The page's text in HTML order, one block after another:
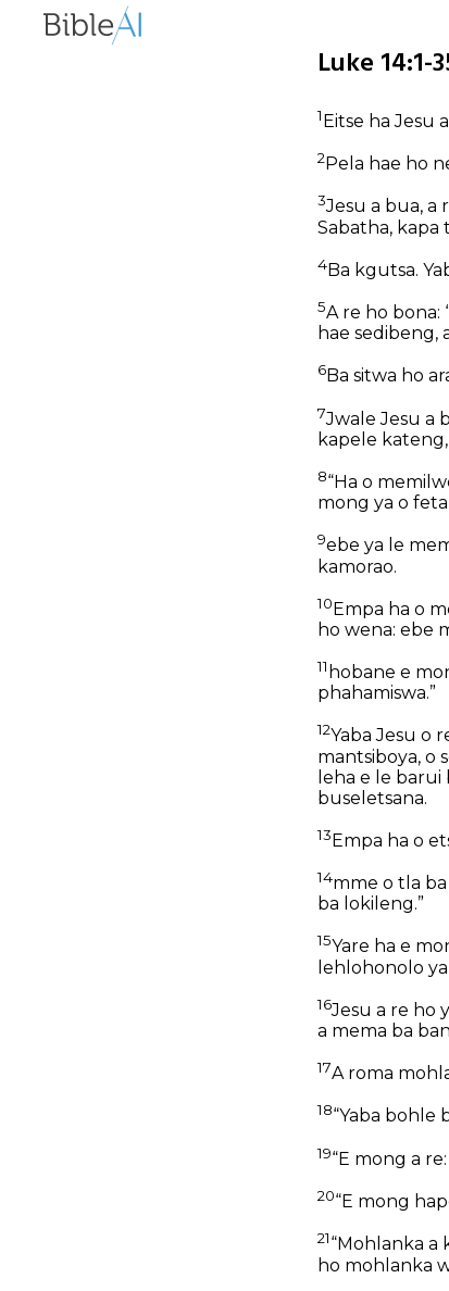
Luke 14:1-
1Eitse ha Jesu
2 Pela hae ho
3Jesu a bua, a
Sabatha, kapa
4Ba kgutsa.
5A re ho bona:
hae sedibeng,
6Ba sitwa ho
7Jwale Jesu a
kapele
8“Ha o
mong ya o
9ebe ya le
kamorao.
10Empa ha o
ho wena: ebe
11 hobane e
phahamiswa.”
12Yaba Jesu o
mantsiboya, o
leha e le barui
buseletsana.
13Empa ha o
14mme o tla
ba lokileng.”
15Yare ha e
lehlohonolo
16Jesu a re ho
a mema ba
17A roma
18“Yaba bohle
19“E mong a re:
20“E mong
21“Mohlanka a
ho mohlanka